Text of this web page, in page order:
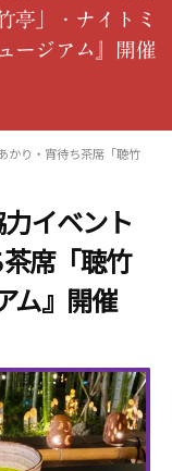
亭」・ナイトミ
ュージアム』開催
かり・宵待ち茶席「聴竹
イベント
席「聴竹
ム』開催